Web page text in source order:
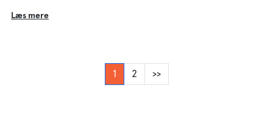
Læs mere
1 2 >>